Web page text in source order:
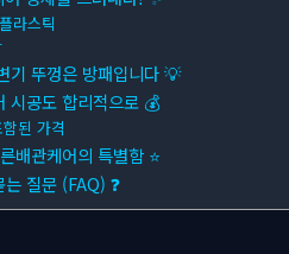
라스틱
기 뚜껑은 방패입니다 💡
시공도 합리적으로 💰
된 가격
배관케어의 특별함 ⭐
질문 (FAQ) ❓